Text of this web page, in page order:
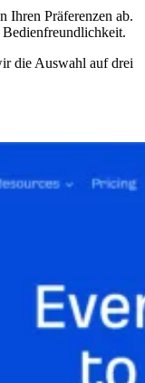
Ihren Präferenzen ab.
Bedienfreundlichkeit.
die Auswahl auf drei